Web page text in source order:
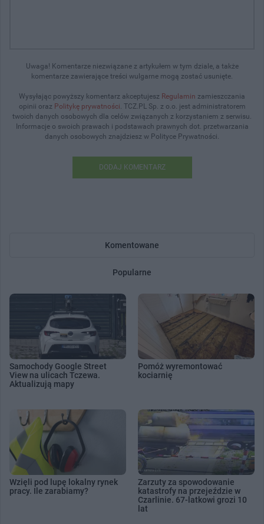
Uwaga! Komentarze niezwiązane z artykułem w tym dziale, a także
komentarze zawierające treści wulgarne mogą zostać usunięte.
Wysyłając powyższy komentarz akceptujesz Regulamin zamieszczania
opinii oraz Politykę prywatności. TCZ.PL Sp. z o.o. jest administratorem
twoich danych osobowych dla celów związanych z korzystaniem z serwisu.
Informacje o swoich prawach i podstawach prawnych dot. przetwarzania
danych osobowych znajdziesz w Polityce Prywatności.
DODAJ KOMENTARZ
Komentowane
Popularne
Samochody Google Street
View na ulicach Tczewa.
Aktualizują mapy
Pomóż wyremontować
kociarnię
Wzięli pod lupę lokalny rynek
pracy. Ile zarabiamy?
Zarzuty za spowodowanie
katastrofy na przejeździe w
Czarlinie. 67-latkowi grozi 10
lat